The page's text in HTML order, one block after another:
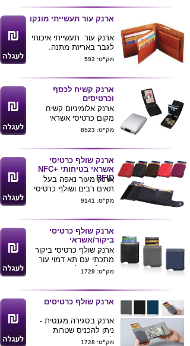
את המוצר בלוגו חברה
9X10
מגיע עם קופסת מתנה
ארנק עור תעשייתי מונקו
ארנק עור תעשייתי איכותי
לגבר באריזת מתנה.
מידות: 18x8.5x3
לרכישת מוצר
זה בכמויות
בודדות ומשלוח
עד הבית לחצ/י
כאן
מק"ט: 593
ארנק קשיח לכסף
וכרטיסים
ארנק אלומיניום קשיח
מקום כרטיסי אשראי
,כרטיסי ביקור , קליפס
סגר לאבטחה
מידות :10.50X2.50X6.50
ס"מ.
ניתן להדפיס לוגו ע"ג
המוצר .
מק"ט: 8523
ארנק שולף כרטיסי
אשראי בטיחותי NFC+
RFID
ארנק מעור נאפה בעל
תאים רבים ושולף כרטיסי
אשראי וביקור
7X9.5
מגיע בצבעים סגול , שחור
, אדום , חום ורוד .
ניתן למתג את המוצר
בלוגו חברה
מק"ט: 9141
ארנק שולף כרטיסי
ביקור/אשראי
ארנק שולף כרטיסי ביקור
מתכתי עם תא דמוי עור
ניתן למתג לוגו חברה
טכנולוגיית .RFID
BLOCKING
מידות המוצר :
10.7X7X1.1 ס"מ
מק"ט: 1729
ארנק שולף כרטיסים
ארנק בסגירה מגנטית -
ניתן להכניס שטרות
לארנק
מק"ט: 1728